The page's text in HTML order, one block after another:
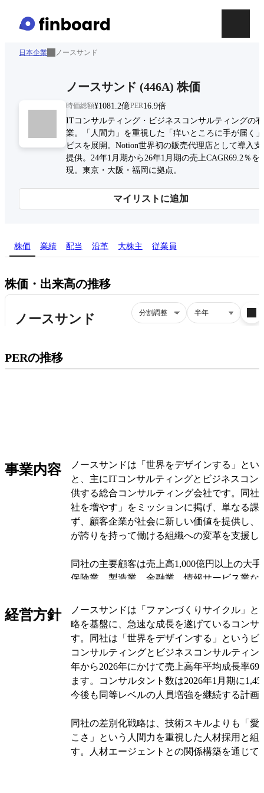
日本企業 ノースサンド
ノースサンド (446A) 株価
時価総額¥1081.2億PER16.9倍
ITコンサルティング・ビジネスコンサルティングの
業。「人間力」を重視した「痒いところに手が届く
ビスを展開。Notion世界初の販売代理店として導入支
提供。24年1月期から26年1月期の売上CAGR69.2％を
現。東京・大阪・福岡に拠点。
マイリストに追加
株価 業績 配当 沿革 大株主 従業員
株価・出来高の推移
PERの推移プレミアム会員にご登録いただくと、
PERの推移にアクセスできます。
事業内容
ノースサンドは「世界をデザインする」とい
と、主にITコンサルティングとビジネスコン
供する総合コンサルティング会社です。同社
社を増やす」をミッションに掲げ、単なる課
ず、顧客企業が社会に新しい価値を提供し、
が誇りを持って働ける組織への変革を支援し
同社の主要顧客は売上高1,000億円以上の大
保険業、製造業、金融業、情報サービス業な
が基盤で、コンサルタントの稼働率と平均単
まります。特定企業への依存度は低く、293
継続的なサービスを提供し、2024年から2026
平均成長率は69.2%を記録しています。
ITコンサルティングでは、IT中期計画策定か
善まで戦略から実装まで幅広く対応し、ビジ
す。また、同社は情報共有ツール「Notion」
理店として、ライセンス提供から導入設計、
一貫したサービスも展開しています。同社の
経営方針
ノースサンドは「ファンづくりサイクル」と
略を基盤に、急速な成長を遂げているコンサ
す。同社は「世界をデザインする」というビ
コンサルティングとビジネスコンサルティン
年から2026年にかけて売上高年平均成長率
ます。コンサルタント数は2026年1月期に
今後も同等レベルの人員増強を継続する計画
同社の差別化戦略は、技術スキルよりも「愛
こさ」という人間力を重視した人材採用と組
す。人材エージェントとの関係構築を通じて